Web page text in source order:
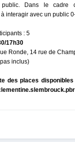
public. Dans le cadre
interagir avec un public
: 5
17h30
Ronde, 14 rue de
inclus)
des places